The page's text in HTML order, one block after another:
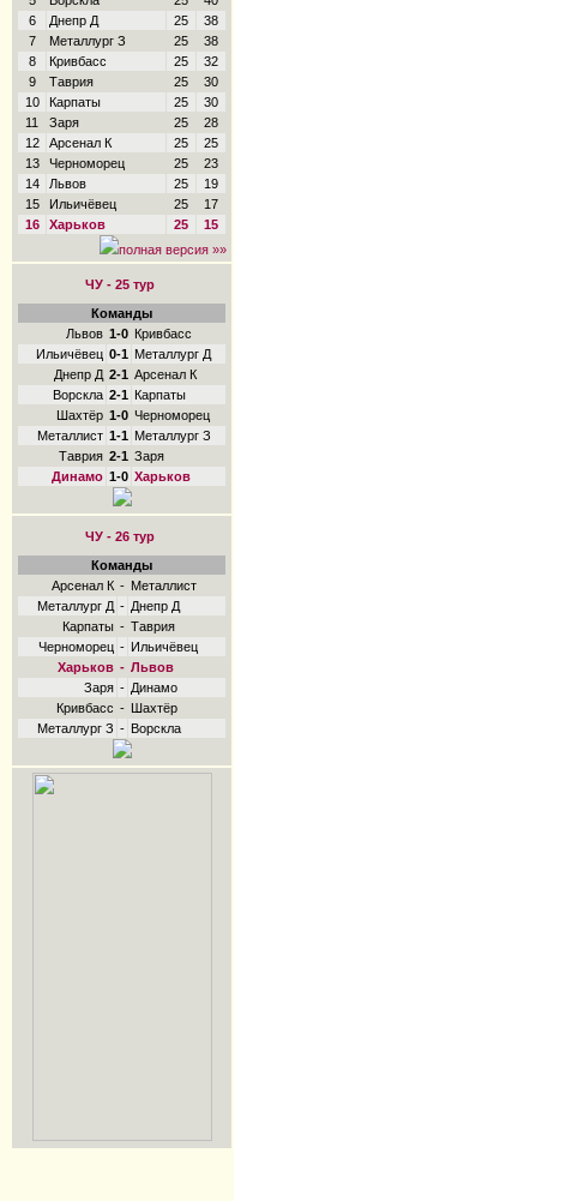
6
Днепр Д 25
38
7
Металлург З 25
38
8
Кривбасс 25
32
9
Таврия 25
30
10
Карпаты 25
30
11
Заря 25
28
12
Арсенал К 25
25
13
Черноморец 25
23
14
Львов 25
19
15
Ильичёвец 25
17
16
Харьков 25
15
полная версия »»
ЧУ - 25 тур
Команды
Львов 1-0 Кривбасс
Ильичёвец 0-1 Металлург Д
Днепр Д 2-1 Арсенал К
Ворскла 2-1 Карпаты
Шахтёр 1-0 Черноморец
Металлист 1-1 Металлург З
Таврия 2-1 Заря
Динамо 1-0 Харьков
ЧУ - 26 тур
Команды
Арсенал К - Металлист
Металлург Д - Днепр Д
Карпаты - Таврия
Черноморец - Ильичёвец
Харьков - Львов
Заря - Динамо
Кривбасс - Шахтёр
Металлург З - Ворскла